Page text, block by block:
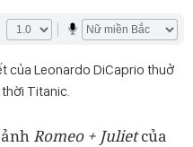
của Leonardo DiCaprio thuở
Titanic.
Romeo + Julietcủa